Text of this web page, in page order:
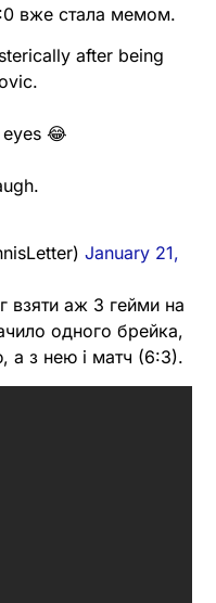
вже стала мемом.
after being
😂
January 21,
взяти аж 3 гейми на
одного брейка,
а з нею і матч (6:3).